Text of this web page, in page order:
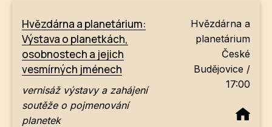
Hvězdárna a planetárium:
Výstava o planetkách,
osobnostech a jejich
vesmírných jménech
vernisáž výstavy a zahájení
soutěže o pojmenování
planetek
Hvězdárna a
planetárium
České
Budějovice /
17:00